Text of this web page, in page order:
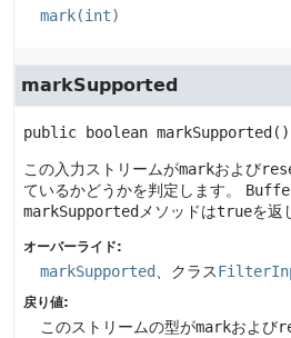
mark(int)
markSupported
public boolean markSupported ()
この入力ストリームがmarkおよび
ているかどうかを判定します。
markSupported メソッドはtrueを返
オーバーライド:
markSupported 、クラス
戻り値:
このストリームの型がmarkおよび